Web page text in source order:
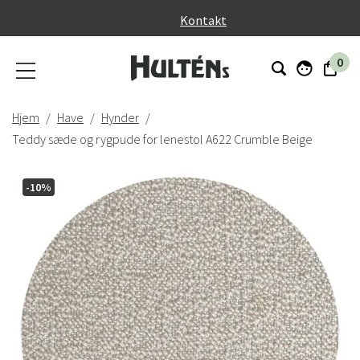
Kontakt
0
Hjem Have
Hynder
Teddy sæde og rygpude for lenestol A622 Crumble Beige
-10%